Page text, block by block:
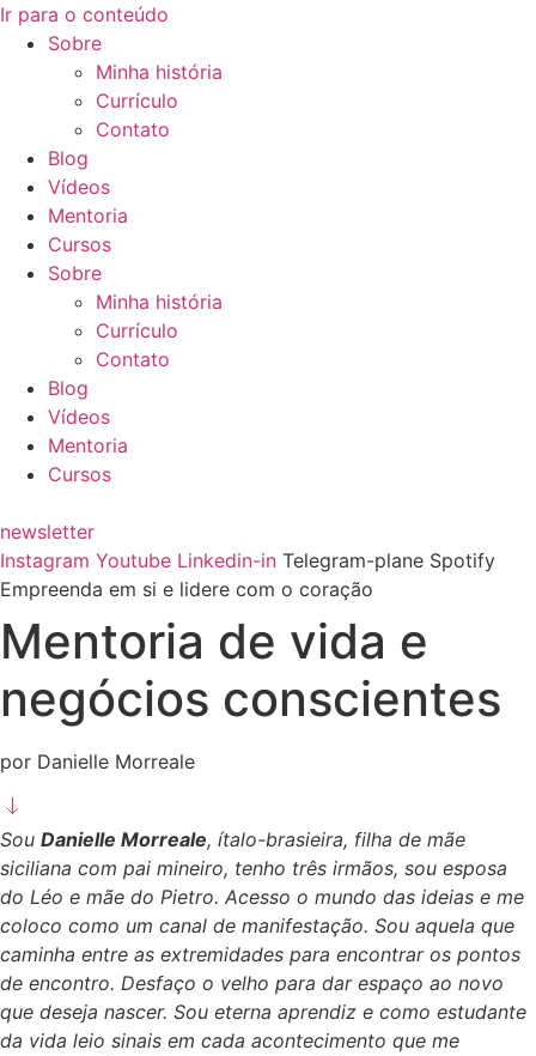
Ir para o conteúdo
Sobre
Minha história
Currículo
Contato
Blog
Vídeos
Mentoria
Cursos
Sobre
Minha história
Currículo
Contato
Blog
Vídeos
Mentoria
Cursos
newsletter
Instagram Youtube Linkedin-in Telegram-plane Spotify
Empreenda em si e lidere com o coração
Mentoria de vida e
negócios conscientes
por Danielle Morreale
Sou Danielle Morreale, ítalo-brasieira, filha de mãe
siciliana com pai mineiro, tenho três irmãos, sou esposa
do Léo e mãe do Pietro. Acesso o mundo das ideias e me
coloco como um canal de manifestação. Sou aquela que
caminha entre as extremidades para encontrar os pontos
de encontro. Desfaço o velho para dar espaço ao novo
que deseja nascer. Sou eterna aprendiz e como estudante
da vida leio sinais em cada acontecimento que me